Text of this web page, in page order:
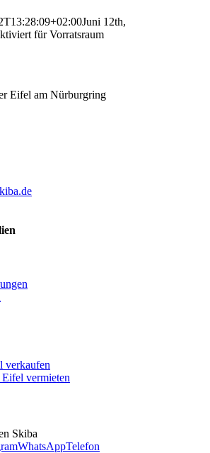
Juni 12th,
für Vorratsraum
Eifel am Nürburgring
verkaufen
vermieten
Skiba
WhatsAppTelefon